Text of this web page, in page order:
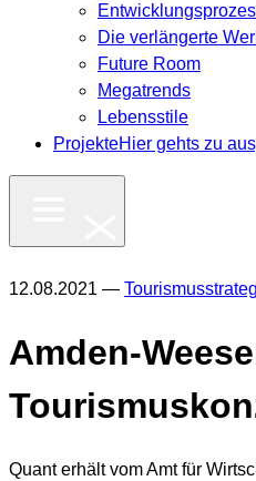
Die verlängerte
Future Room
Megatrends
Lebensstile
ProjekteHier gehts zu
12.08.2021 —
Amden-
Quant erhält vom Amt für